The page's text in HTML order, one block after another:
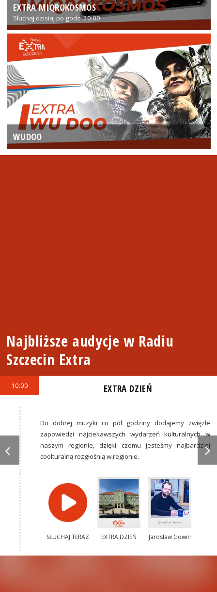
EXTRA MIQROKOSMOS
Słuchaj dzisiaj po godz. 20:00
WUDOO
Najbliższe audycje w Radiu
Szczecin Extra
10:00 EXTRA DZIEŃ
Do dobrej muzyki co pół godziny dodajemy zwięzłe
zapowiedzi najciekawszych wydarzeń kulturalnych w
naszym regionie, dzięki czemu jesteśmy najbardziej
coolturalną rozgłośnią w regionie.
SŁUCHAJ TERAZ EXTRA DZIEŃ Jarosław Gowin